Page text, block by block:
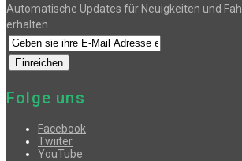
Automatische Updates für Neuigkeiten und
erhalten
Folge uns
Facebook
Twiiter
YouTube